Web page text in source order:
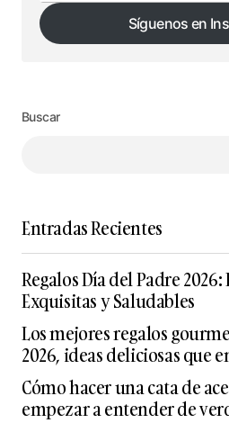
Síguenos en
Síguenos en
Buscar
Entradas Recientes
Regalos Día del Padre
Exquisitas y Saludables
Los mejores regalos
2026, ideas deliciosas que
Cómo hacer una cata de
empezar a entender de